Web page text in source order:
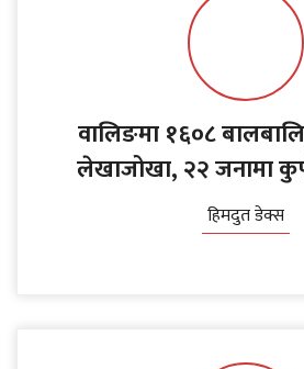
वालिङमा १६०८
लेखाजोखा, २२ जनामा
हिमदुत डेक्स